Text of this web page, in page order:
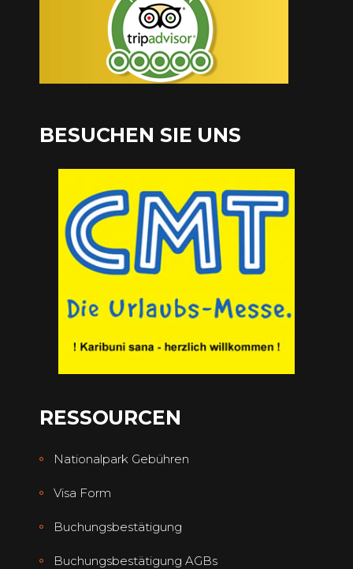
BESUCHEN SIE UNS
RESSOURCEN
Nationalpark Gebühren
Visa Form
Buchungsbestätigung
Buchungsbestätigung AGBs